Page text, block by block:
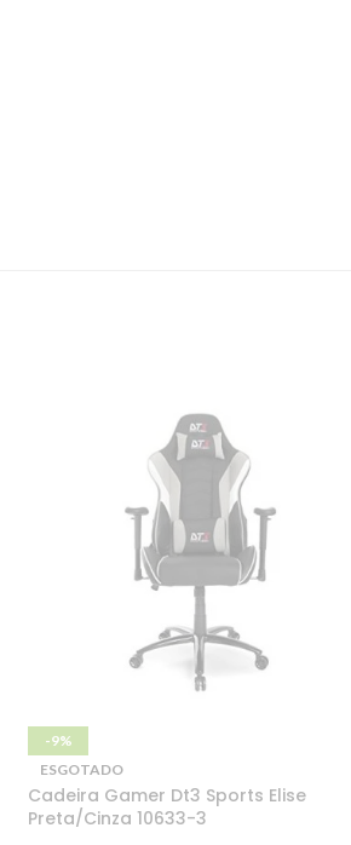
-9%
ESGOTADO
Cadeira Gamer Dt3 Sports Elise
Preta/Cinza 10633-3